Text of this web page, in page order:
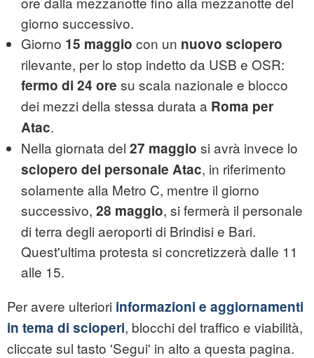
giorno successivo.
Giorno 15 maggio con un nuovo sciopero
rilevante, per lo stop indetto da USB e OSR:
fermo di 24 ore su scala nazionale e blocco
dei mezzi della stessa durata a Roma per
Atac.
Nella giornata del 27 maggio si avrà invece lo
sciopero del personale Atac, in riferimento
solamente alla Metro C, mentre il giorno
successivo, 28 maggio, si fermerà il personale
di terra degli aeroporti di Brindisi e Bari.
Quest'ultima protesta si concretizzerà dalle 11
alle 15.
Per avere ulteriori informazioni e aggiornamenti
in tema di scioperi, blocchi del traffico e viabilità,
cliccate sul tasto 'Segui' in alto a questa pagina.